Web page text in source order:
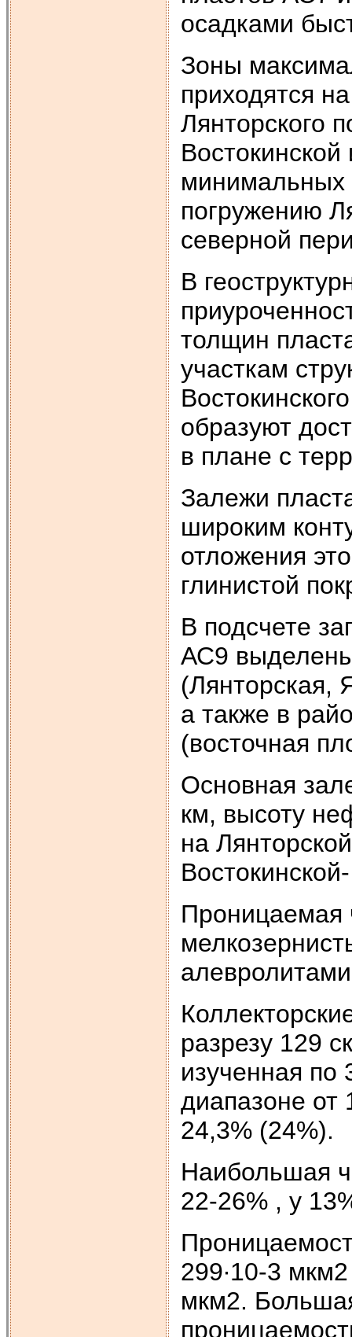
осадками
Зоны
приходятся
Лянторского
минимальных
погружению
северной
В
толщин
участкам
образуют
в плане с
Залежи
широким
отложения
глинистой
В подсчете
АС9
(Лянторская,
а также в
(восточная
Основная
км, высоту
на
Проницаемая
разрезу 129
изученная по
диапазоне от
24,3% (24%).
Наибольшая
22-26% , у
299∙10-3
мкм2.